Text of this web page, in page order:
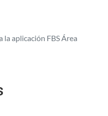
aplicación FBS Área